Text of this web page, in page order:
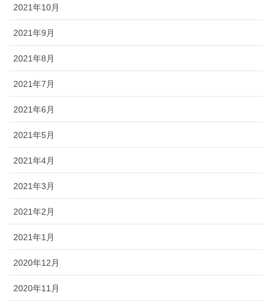
2021年10月
2021年9月
2021年8月
2021年7月
2021年6月
2021年5月
2021年4月
2021年3月
2021年2月
2021年1月
2020年12月
2020年11月